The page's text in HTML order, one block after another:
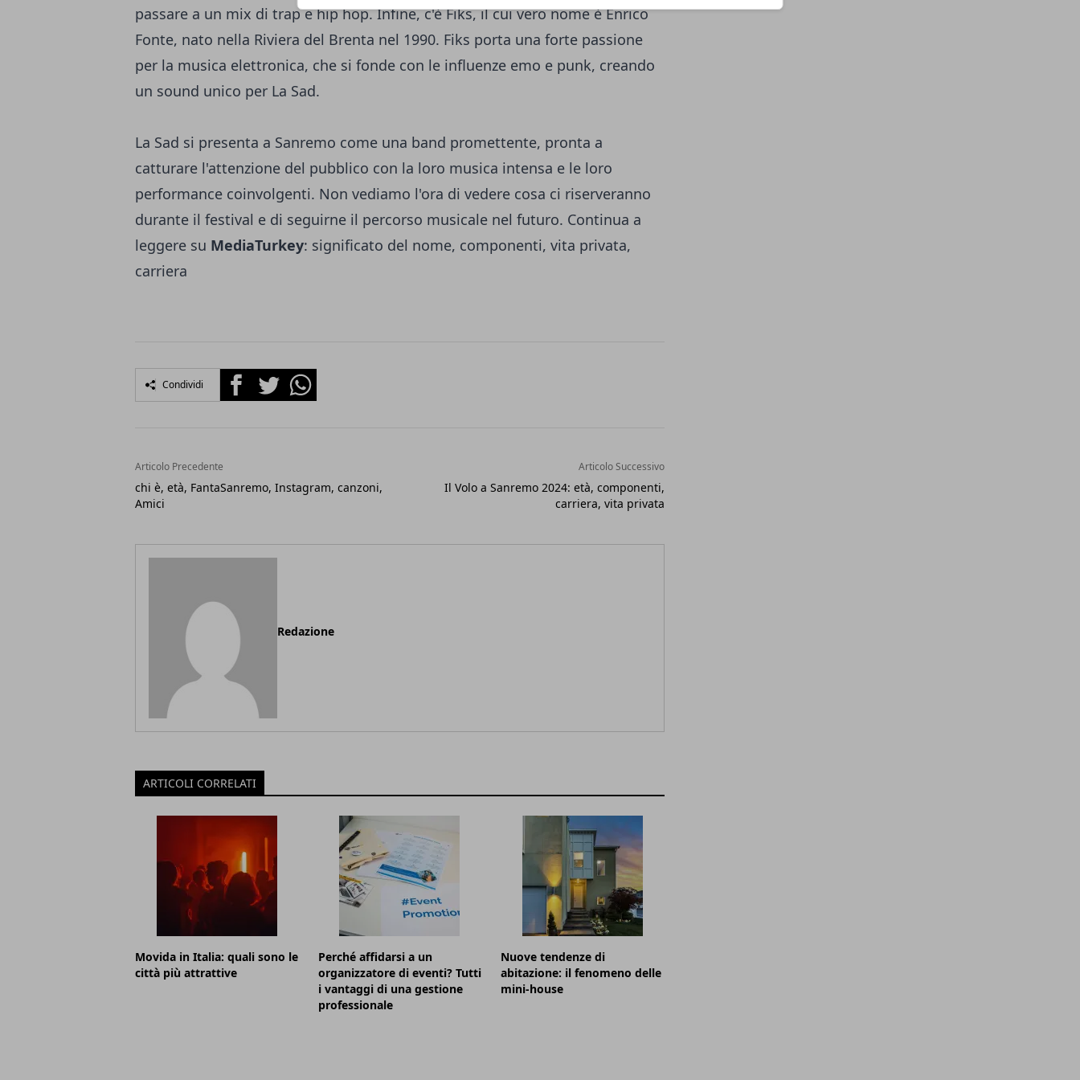
passare a un mix di trap e hip hop. Infine, c'è Fiks, il cui vero nome è Enrico
Fonte, nato nella Riviera del Brenta nel 1990. Fiks porta una forte passione
per la musica elettronica, che si fonde con le influenze emo e punk, creando
un sound unico per La Sad.
La Sad si presenta a Sanremo come una band promettente, pronta a
catturare l'attenzione del pubblico con la loro musica intensa e le loro
performance coinvolgenti. Non vediamo l'ora di vedere cosa ci riserveranno
durante il festival e di seguirne il percorso musicale nel futuro. Continua a
leggere su MediaTurkey: significato del nome, componenti, vita privata,
carriera
Condividi FacebookTwitterWhatsapp
Articolo Precedente
chi è, età, FantaSanremo, Instagram, canzoni,
Amici
Articolo Successivo
Il Volo a Sanremo 2024: età, componenti,
carriera, vita privata
Redazione
ARTICOLI CORRELATI
Movida in Italia: quali sono le
città più attrattive
Perché affidarsi a un
organizzatore di eventi? Tutti
i vantaggi di una gestione
professionale
Nuove tendenze di
abitazione: il fenomeno delle
mini-house